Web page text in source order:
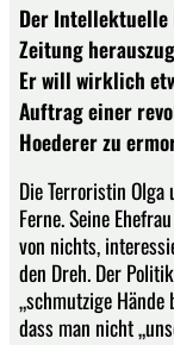
Der Intellektuelle
Zeitung
Er will wirklich
Auftrag einer
Hoederer zu
Die Terroristin
Ferne. Seine
von nichts,
den Dreh. Der
„schmutzige
dass man nicht